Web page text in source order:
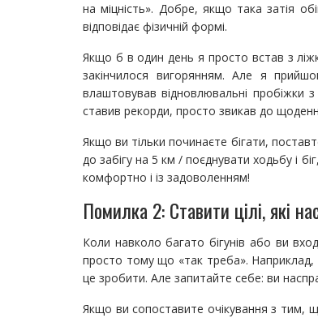
на міцність». Добре, якщо така затія
відповідає фізичній формі.
Якщо б в один день я просто встав з
закінчилося вигорянням. Але я
влаштовував відновлювальні
ставив рекорди, просто звикав до
Якщо ви тільки починаєте бігати,
до забігу на 5 км / поєднувати ходьбу і
комфортно і із задоволенням!
Помилка 2: Ставити цілі, які
Коли навколо багато бігунів або ви
просто тому що «так треба». Наприклад,
це зробити. Але запитайте себе: ви
Якщо ви сопоставите очікування з тим,